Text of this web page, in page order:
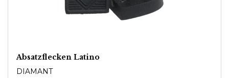
Absatzflecken Latino
DIAMANT